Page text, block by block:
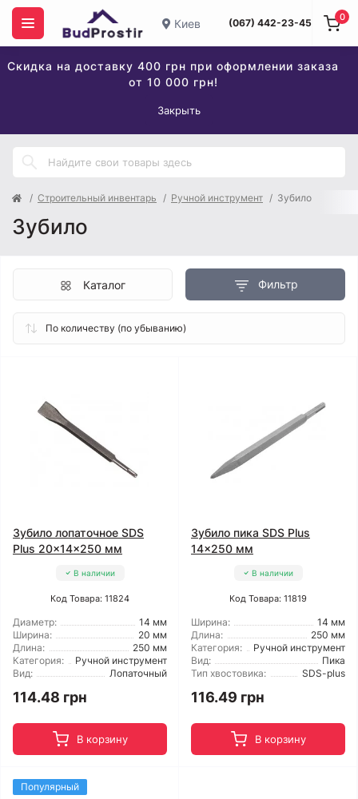
Киев (067) 442-23-45
Скидка на доставку 400 грн при оформлении заказа
от 10 000 грн!
Закрыть
0
Строительный инвентарь Ручной инструмент Зубило
Зубило
Фильтр
Каталог
Зубило лопаточное SDS
Plus 20x14x250 мм
В наличии
Код Товара: 11824
Диаметр:
14 мм
Ширина:
20 мм
Длина:
250 мм
Категория:
Ручной инструмент
Вид:
Лопаточный
114.48 грн
В корзину
Зубило пика SDS Plus
14x250 мм
В наличии
Код Товара: 11819
Ширина:
14 мм
Длина:
250 мм
Категория:
Ручной инструмент
Вид:
Пика
Тип хвостовика:
SDS-plus
116.49 грн
В корзину
Популярный